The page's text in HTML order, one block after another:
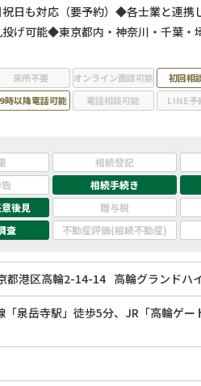
祝日も対応（要予約）◆各士業と連携
投げ可能◆東京都内・神奈川・千葉・
無料出張相談◆相続人調査代行／相続財
書作成支援・相続人間連絡調整／銀
行◆相続手続きを一括しておまかせ
来所不要 オンライン面談可能 初回相
時以降電話可能
電話相談可能 LINE予
相続登記
相続手続き
後見 贈与税
査 不動産評価(相続不動産)
都港区高輪2-14-14 高輪グランドハ
「泉岳寺駅」徒歩5分、JR「高輪ゲー